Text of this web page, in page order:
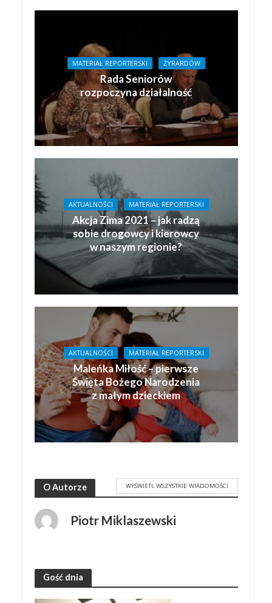
MATERIAŁ REPORTERSKI ŻYRARDÓW
Rada Seniorów
rozpoczyna działalność
AKTUALNOŚCI MATERIAŁ REPORTERSKI
Akcja Zima 2021 – jak radzą
sobie drogowcy i kierowcy
w naszym regionie?
AKTUALNOŚCI MATERIAŁ REPORTERSKI
Maleńka Miłość – pierwsze
Święta Bożego Narodzenia
z małym dzieckiem
O Autorze WYŚWIETL WSZYSTKIE WIADOMOŚCI
Piotr Miklaszewski
Gość dnia